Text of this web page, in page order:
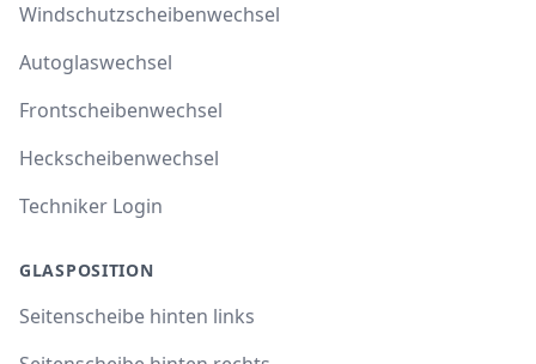
Windschutzscheibenwechsel
Autoglaswechsel
Frontscheibenwechsel
Heckscheibenwechsel
Techniker Login
GLASPOSITION
Seitenscheibe hinten links